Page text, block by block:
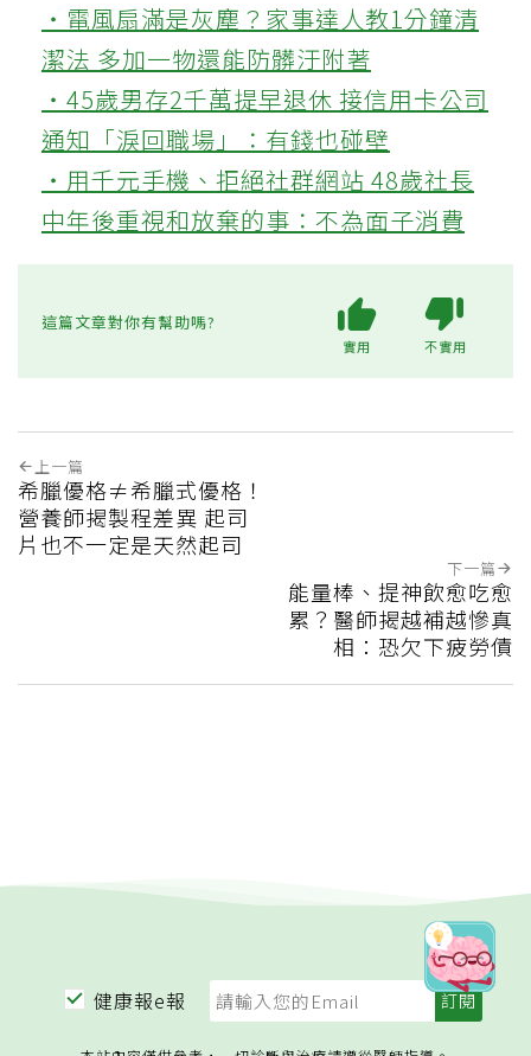
‧電風扇滿是灰塵？家事達人教1分鐘清
潔法 多加一物還能防髒汙附著
‧45歲男存2千萬提早退休 接信用卡公司
通知「淚回職場」：有錢也碰壁
‧用千元手機、拒絕社群網站 48歲社長
中年後重視和放棄的事：不為面子消費
這篇文章對你有幫助嗎?
實用 不實用
上一篇
希臘優格≠希臘式優格！
營養師揭製程差異 起司
片也不一定是天然起司
下一篇
能量棒、提神飲愈吃愈
累？醫師揭越補越慘真
相：恐欠下疲勞債
健康報e報